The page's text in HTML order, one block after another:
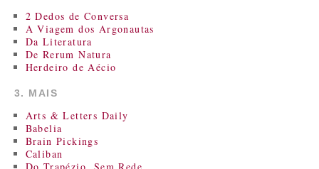
2 Dedos de Conversa
A Viagem dos Argonautas
Da Literatura
De Rerum Natura
Herdeiro de Aécio
3. MAIS
Arts & Letters Daily
Babelia
Brain Pickings
Caliban